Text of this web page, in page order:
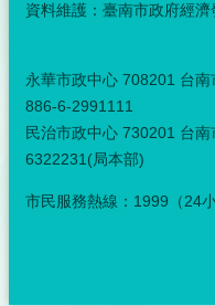
資料維護：臺南市政府經濟
永華市政中心 708201 台南
886-6-2991111
民治市政中心 730201 台
6322231(局本部)
市民服務熱線：1999（24